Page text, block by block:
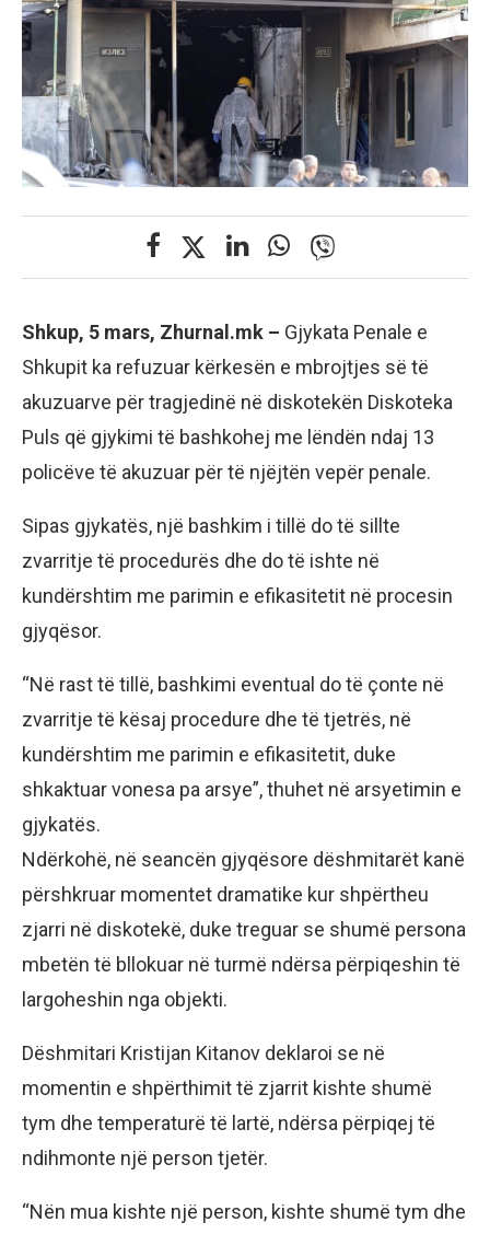
Shkup, 5 mars, Zhurnal.mk – Gjykata Penale e
Shkupit ka refuzuar kërkesën e mbrojtjes së të
akuzuarve për tragjedinë në diskotekën Diskoteka
Puls që gjykimi të bashkohej me lëndën ndaj 13
policëve të akuzuar për të njëjtën vepër penale.
Sipas gjykatës, një bashkim i tillë do të sillte
zvarritje të procedurës dhe do të ishte në
kundërshtim me parimin e efikasitetit në procesin
gjyqësor.
“Në rast të tillë, bashkimi eventual do të çonte në
zvarritje të kësaj procedure dhe të tjetrës, në
kundërshtim me parimin e efikasitetit, duke
shkaktuar vonesa pa arsye”, thuhet në arsyetimin e
gjykatës.
Ndërkohë, në seancën gjyqësore dëshmitarët kanë
përshkruar momentet dramatike kur shpërtheu
zjarri në diskotekë, duke treguar se shumë persona
mbetën të bllokuar në turmë ndërsa përpiqeshin të
largoheshin nga objekti.
Dëshmitari Kristijan Kitanov deklaroi se në
momentin e shpërthimit të zjarrit kishte shumë
tym dhe temperaturë të lartë, ndërsa përpiqej të
ndihmonte një person tjetër.
“Nën mua kishte një person, kishte shumë tym dhe